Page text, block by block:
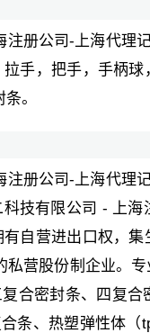
册公司-上海代理
手，把手，手柄
。
册公司-上海代理
技有限公司 - 上
自营进出口权，
营股份制企业。
合密封条、四复
条、热塑弹性体